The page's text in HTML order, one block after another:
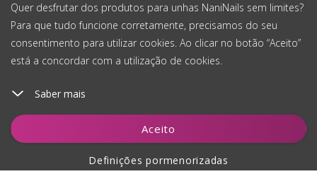
Quer desfrutar dos produtos para unhas NaniNails sem limites?
Para que tudo funcione corretamente, precisamos do seu
consentimento para utilizar cookies. Ao clicar no botão “Aceito”
está a concordar com a utilização de cookies.
Saber mais
Aceito
Definições pormenorizadas
Adicionar ao carrinho